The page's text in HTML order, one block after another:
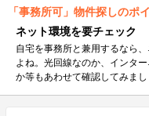
「事務所可」物件探しのポ
ネット環境を要チェック
自宅を事務所と兼用するなら
よね。光回線なのか、インタ
か等もあわせて確認してみまし